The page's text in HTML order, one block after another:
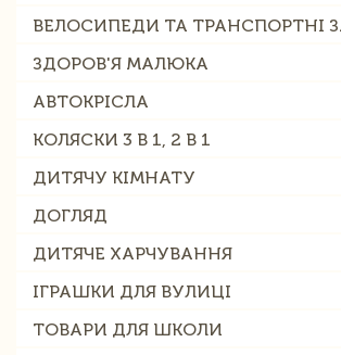
ВЕЛОСИПЕДИ ТА ТРАНСПОРТНІ
ЗДОРОВ'Я МАЛЮКА
АВТОКРІСЛА
КОЛЯСКИ 3 В 1, 2 В 1
ДИТЯЧУ КІМНАТУ
ДОГЛЯД
ДИТЯЧЕ ХАРЧУВАННЯ
ІГРАШКИ ДЛЯ ВУЛИЦІ
ТОВАРИ ДЛЯ ШКОЛИ